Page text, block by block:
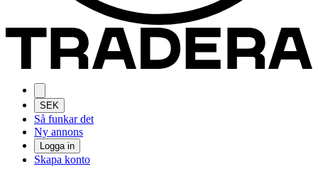
SEK
Så funkar det
Ny annons
Logga in
Skapa konto